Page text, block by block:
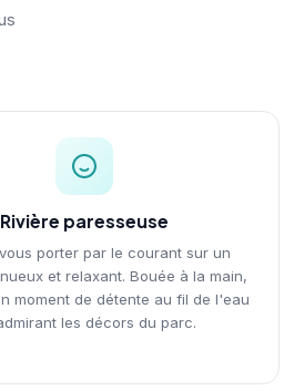
Rivière paresseuse
porter par le courant sur un
et relaxant. Bouée à la main,
moment de détente au fil de l'eau
les décors du parc.